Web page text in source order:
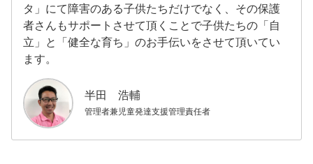
タ」にて障害のある子供たちだけでなく、その保護
者さんもサポートさせて頂くことで子供たちの「自
立」と「健全な育ち」のお手伝いをさせて頂いてい
ます。
半田 浩輔
管理者兼児童発達支援管理責任者